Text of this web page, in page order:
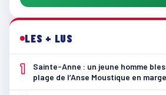
LES + LUS
1
Sainte-Anne : un jeune homme
plage de l’Anse Moustique en